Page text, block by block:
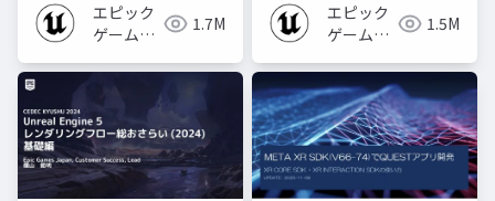
エピック
ゲームズ
1.7M
エピック
ゲームズ
1.5M